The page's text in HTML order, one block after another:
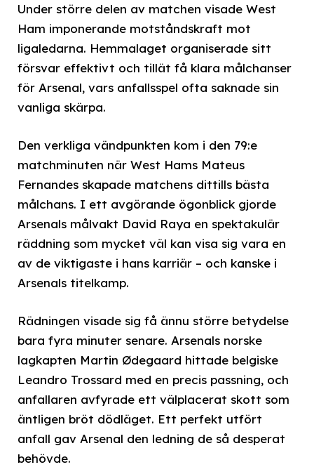
Under större delen av matchen visade West
Ham imponerande motståndskraft mot
ligaledarna. Hemmalaget organiserade sitt
försvar effektivt och tillät få klara målchanser
för Arsenal, vars anfallsspel ofta saknade sin
vanliga skärpa.
Den verkliga vändpunkten kom i den 79:e
matchminuten när West Hams Mateus
Fernandes skapade matchens dittills bästa
målchans. I ett avgörande ögonblick gjorde
Arsenals målvakt David Raya en spektakulär
räddning som mycket väl kan visa sig vara en
av de viktigaste i hans karriär – och kanske i
Arsenals titelkamp.
Rädningen visade sig få ännu större betydelse
bara fyra minuter senare. Arsenals norske
lagkapten Martin Ødegaard hittade belgiske
Leandro Trossard med en precis passning, och
anfallaren avfyrade ett välplacerat skott som
äntligen bröt dödläget. Ett perfekt utfört
anfall gav Arsenal den ledning de så desperat
behövde.